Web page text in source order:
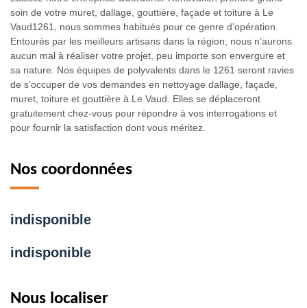
soin de votre muret, dallage, gouttière, façade et toiture à Le
Vaud1261, nous sommes habitués pour ce genre d’opération.
Entourés par les meilleurs artisans dans la région, nous n’aurons
aucun mal à réaliser votre projet, peu importe son envergure et
sa nature. Nos équipes de polyvalents dans le 1261 seront ravies
de s’occuper de vos demandes en nettoyage dallage, façade,
muret, toiture et gouttière à Le Vaud. Elles se déplaceront
gratuitement chez-vous pour répondre à vos interrogations et
pour fournir la satisfaction dont vous méritez.
Nos coordonnées
indisponible
indisponible
Nous localiser